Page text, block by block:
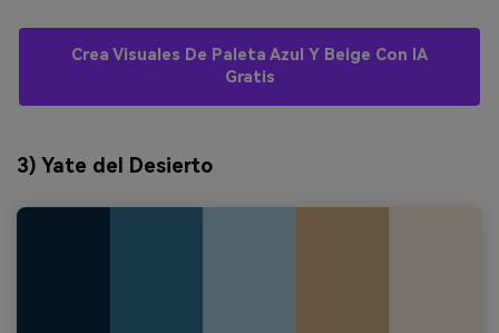
Crea Visuales De Paleta Azul Y Beige Con IA
Gratis
3) Yate del Desierto